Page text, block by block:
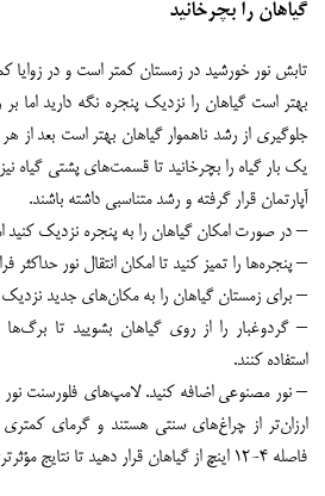
گیاهان را بچرخانید
تابش نور خورشید در زمستان کمتر است و در زوایا
بهتر است گیاهان را نزدیک پنجره نگه دارید اما
جلوگیری از رشد ناهموار گیاهان بهتر است بعد از
یک بار گیاه را بچرخانید تا قسمت‌های پشتی گیاه
آپارتمان قرار گرفته و رشد متناسبی داشته باشند.
– در صورت امکان گیاهان را به پنجره نزدیک کنید
– پنجره‌ها را تمیز کنید تا امکان انتقال نور حداکثر
– برای زمستان گیاهان را به مکان‌های جدید
– گردوغبار را از روی گیاهان بشویید تا برگ‌ها
استفاده کنند.
– نور مصنوعی اضافه کنید. لامپ‌های فلورسنت نور
ارزان‌تر از چراغ‌های سنتی هستند و گرمای کمتری
فاصله ۴-۱۲ اینچ از گیاهان قرار دهید تا نتایج مؤثرتری ایجاد شود.